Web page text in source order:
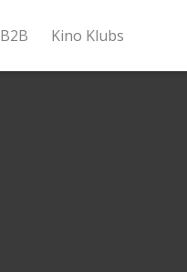
B2B Kino Klubs